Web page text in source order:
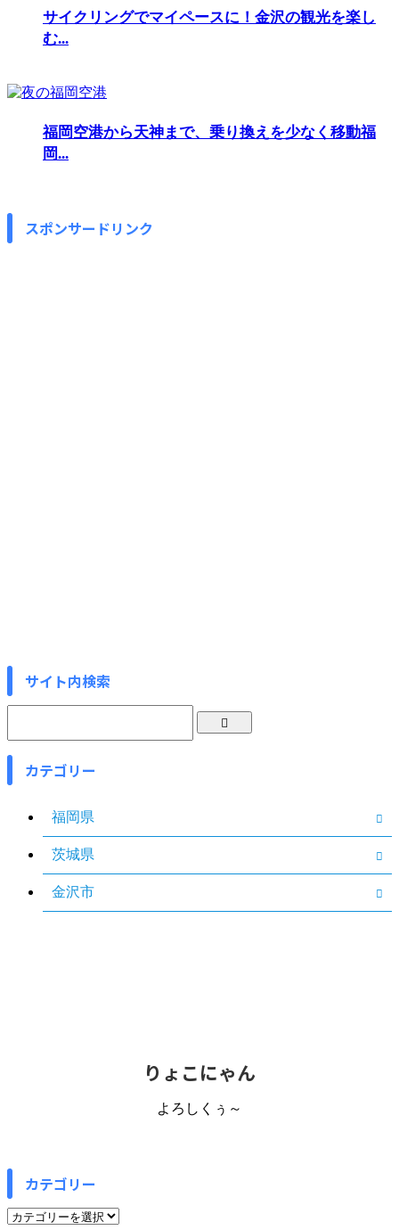
サイクリングでマイペースに！金沢の観光を楽し
む...
福岡空港から天神まで、乗り換えを少なく移動福
岡...
スポンサードリンク
サイト内検索
カテゴリー
福岡県
茨城県
金沢市
りょこにゃん
よろしくぅ～
カテゴリー
カ